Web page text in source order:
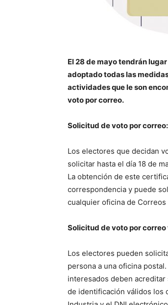
El 28 de mayo tendrán
adoptado todas las
actividades que le son
voto por correo.
Solicitud de voto por
Los electores que decidan
solicitar hasta el día 18 de
La obtención de este
correspondencia y puede
cualquier oficina de Correos
Solicitud de voto por
Los electores pueden
persona a una oficina
interesados deben
de identificación válidos los